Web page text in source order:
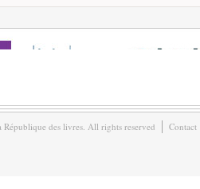
des livres. All rights reserved Contact